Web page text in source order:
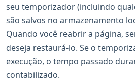
seu temporizador (incluindo
são salvos no armazenamento
Quando você reabrir a página,
deseja restaurá-lo. Se o
execução, o tempo passado
contabilizado.